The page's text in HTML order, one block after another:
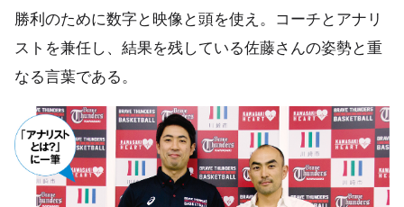
勝利のために数字と映像と頭を使え。コーチとアナリ
ストを兼任し、結果を残している佐藤さんの姿勢と重
なる言葉である。